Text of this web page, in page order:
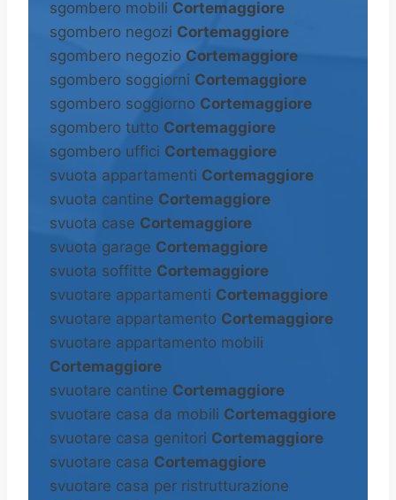
sgombero mobili Cortemaggiore
sgombero negozi Cortemaggiore
sgombero negozio Cortemaggiore
sgombero soggiorni Cortemaggiore
sgombero soggiorno Cortemaggiore
sgombero tutto Cortemaggiore
sgombero uffici Cortemaggiore
svuota appartamenti Cortemaggiore
svuota cantine Cortemaggiore
svuota case Cortemaggiore
svuota garage Cortemaggiore
svuota soffitte Cortemaggiore
svuotare appartamenti Cortemaggiore
svuotare appartamento Cortemaggiore
svuotare appartamento mobili
Cortemaggiore
svuotare cantine Cortemaggiore
svuotare casa da mobili Cortemaggiore
svuotare casa genitori Cortemaggiore
svuotare casa Cortemaggiore
svuotare casa per ristrutturazione